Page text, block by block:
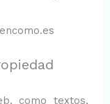
como textos,